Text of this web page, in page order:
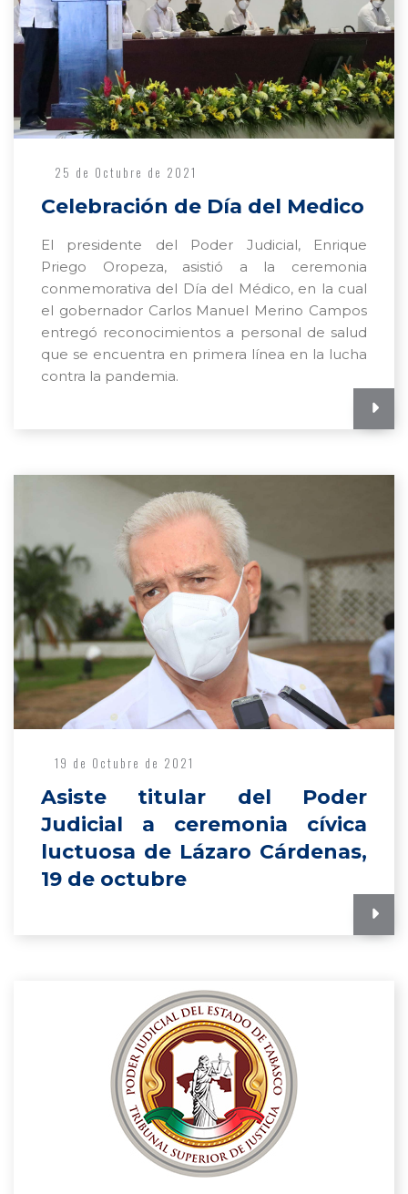
25 de Octubre de 2021
Celebración de Día del Medico
El presidente del Poder Judicial, Enrique
Priego Oropeza, asistió a la ceremonia
conmemorativa del Día del Médico, en la cual
el gobernador Carlos Manuel Merino Campos
entregó reconocimientos a personal de salud
que se encuentra en primera línea en la lucha
contra la pandemia.
19 de Octubre de 2021
Asiste titular del Poder
Judicial a ceremonia cívica
luctuosa de Lázaro Cárdenas,
19 de octubre